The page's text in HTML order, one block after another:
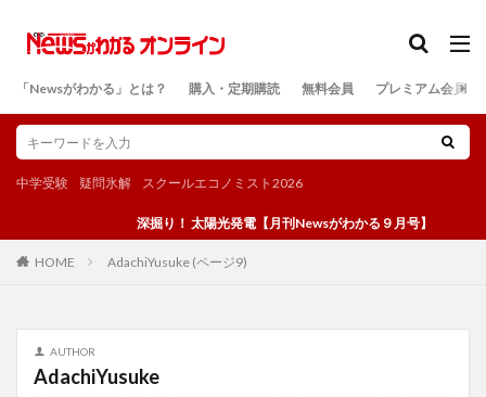
「Newsがわかる」とは？ 購入・定期購読 無料会員 プレミアム会員
中学受験 疑問氷解 スクールエコノミスト2026
深掘り！ 太陽光発電【月刊Newsがわかる９月号】
HOME AdachiYusuke (ページ9)
AUTHOR
AdachiYusuke
検索